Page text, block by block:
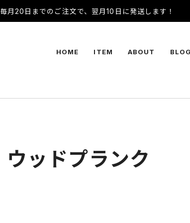
毎月20日までのご注文で、翌月10日に発送します！
HOME ITEM ABOUT BLOG
ウッドプランク